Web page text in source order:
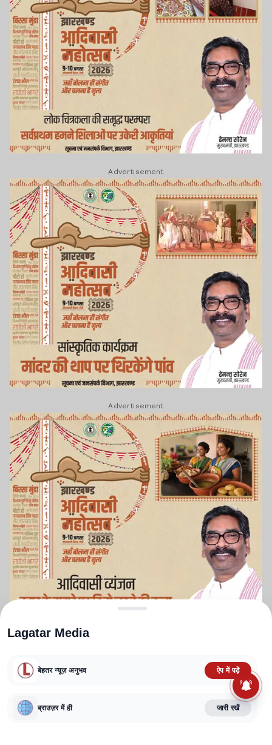
Advertisement
Advertisement
TERMS AND CONDITIONS
CORRECTIONS POLICY
FACT CHECKING POLICY
Lagatar Media
बेहतर न्यूज़ अनुभव ऐप में पढ़ें
ब्राउज़र में ही जारी रखें